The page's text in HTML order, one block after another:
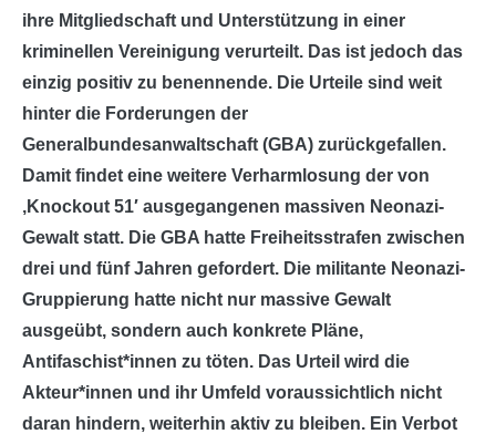
ihre Mitgliedschaft und Unterstützung in einer
kriminellen Vereinigung verurteilt. Das ist jedoch das
einzig positiv zu benennende. Die Urteile sind weit
hinter die Forderungen der
Generalbundesanwaltschaft (GBA) zurückgefallen.
Damit findet eine weitere Verharmlosung der von
‚Knockout 51′ ausgegangenen massiven Neonazi-
Gewalt statt. Die GBA hatte Freiheitsstrafen zwischen
drei und fünf Jahren gefordert. Die militante Neonazi-
Gruppierung hatte nicht nur massive Gewalt
ausgeübt, sondern auch konkrete Pläne,
Antifaschist*innen zu töten. Das Urteil wird die
Akteur*innen und ihr Umfeld voraussichtlich nicht
daran hindern, weiterhin aktiv zu bleiben. Ein Verbot